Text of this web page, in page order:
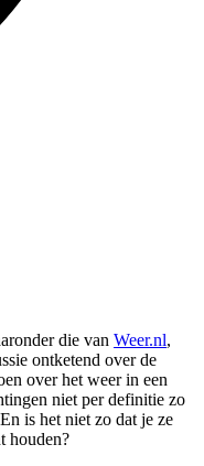
die van Weer.nl,
ontketend over de
over het weer in een
niet per definitie zo
is het niet zo dat je ze
houden?